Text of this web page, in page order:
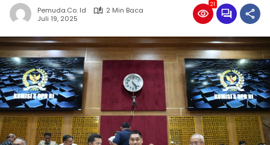
Pemuda.co. Id
2 Min Baca
Juli 19, 2025
21